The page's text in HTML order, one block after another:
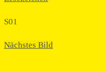
S01
Nächstes Bild